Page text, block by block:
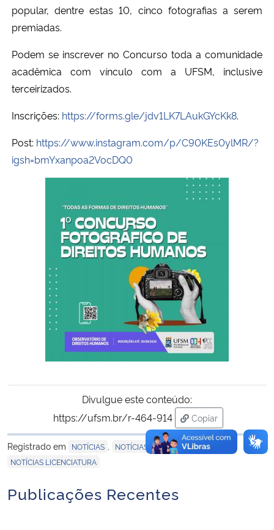
Secretaria de Governo
Gabinete de Segurança Institucional
Banco Central do Brasil
Planalto
popular, dentre estas 10, cinco fotografias a serem
premiadas.
Podem se inscrever no Concurso toda a comunidade
acadêmica com vínculo com a UFSM, inclusive
terceirizados.
Inscrições: https://forms.gle/jdv1LK7LAukGYcKk8.
Post: https://www.instagram.com/p/C90KEs0ylMR/?
igsh=bmYxanpoa2VocDQ0
Divulgue este conteúdo:
https://ufsm.br/r-464-914
Copiar
para área de
Registrado em
NOTÍCIAS NOTÍCIAS BACHARELADO ,
NOTÍCIAS LICENCIATURA
Publicações Recentes